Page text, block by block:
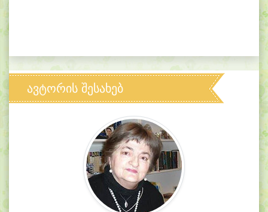
ავტორის შესახებ